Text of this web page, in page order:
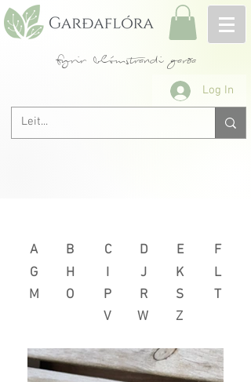
fyrir blómstrandi garða
Log In
A
G
M
B
H
O
C D
E
I
J
K
P
R
S
V
W Z
F
L
T